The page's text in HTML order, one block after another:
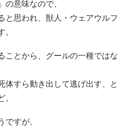
の意味なので、
と思われ、獣人・ウェアウルフ
。
ことから、グールの一種ではな
体すら動き出して逃げ出す、と
。
ですが、